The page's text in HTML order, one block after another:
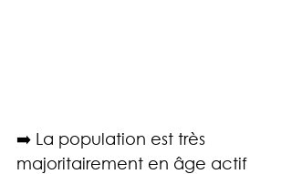
➡️ La population est très
majoritairement en âge actif